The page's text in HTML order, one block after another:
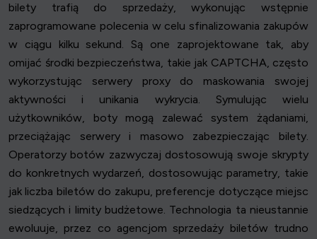
bilety trafią do sprzedaży, wykonując wstępnie
zaprogramowane polecenia w celu sfinalizowania zakupów
w ciągu kilku sekund. Są one zaprojektowane tak, aby
omijać środki bezpieczeństwa, takie jak CAPTCHA, często
wykorzystując serwery proxy do maskowania swojej
aktywności i unikania wykrycia. Symulując wielu
użytkowników, boty mogą zalewać system żądaniami,
przeciążając serwery i masowo zabezpieczając bilety.
Operatorzy botów zazwyczaj dostosowują swoje skrypty
do konkretnych wydarzeń, dostosowując parametry, takie
jak liczba biletów do zakupu, preferencje dotyczące miejsc
siedzących i limity budżetowe. Technologia ta nieustannie
ewoluuje, przez co agencjom sprzedaży biletów trudno